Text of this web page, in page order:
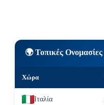
🌍 Τοπικές Ονομασίες
Χώρα
Ιταλία